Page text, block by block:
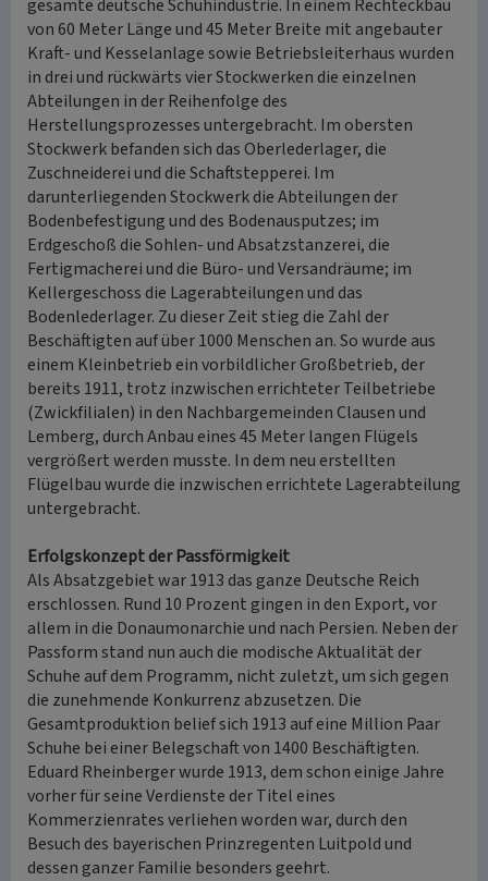
gesamte deutsche Schuhindustrie. In einem Rechteckbau
von 60 Meter Länge und 45 Meter Breite mit angebauter
Kraft- und Kesselanlage sowie Betriebsleiterhaus wurden
in drei und rückwärts vier Stockwerken die einzelnen
Abteilungen in der Reihenfolge des
Herstellungsprozesses untergebracht. Im obersten
Stockwerk befanden sich das Oberlederlager, die
Zuschneiderei und die Schaftstepperei. Im
darunterliegenden Stockwerk die Abteilungen der
Bodenbefestigung und des Bodenausputzes; im
Erdgeschoß die Sohlen- und Absatzstanzerei, die
Fertigmacherei und die Büro- und Versandräume; im
Kellergeschoss die Lagerabteilungen und das
Bodenlederlager. Zu dieser Zeit stieg die Zahl der
Beschäftigten auf über 1000 Menschen an. So wurde aus
einem Kleinbetrieb ein vorbildlicher Großbetrieb, der
bereits 1911, trotz inzwischen errichteter Teilbetriebe
(Zwickfilialen) in den Nachbargemeinden Clausen und
Lemberg, durch Anbau eines 45 Meter langen Flügels
vergrößert werden musste. In dem neu erstellten
Flügelbau wurde die inzwischen errichtete Lagerabteilung
untergebracht.
Erfolgskonzept der Passförmigkeit
Als Absatzgebiet war 1913 das ganze Deutsche Reich
erschlossen. Rund 10 Prozent gingen in den Export, vor
allem in die Donaumonarchie und nach Persien. Neben der
Passform stand nun auch die modische Aktualität der
Schuhe auf dem Programm, nicht zuletzt, um sich gegen
die zunehmende Konkurrenz abzusetzen. Die
Gesamtproduktion belief sich 1913 auf eine Million Paar
Schuhe bei einer Belegschaft von 1400 Beschäftigten.
Eduard Rheinberger wurde 1913, dem schon einige Jahre
vorher für seine Verdienste der Titel eines
Kommerzienrates verliehen worden war, durch den
Besuch des bayerischen Prinzregenten Luitpold und
dessen ganzer Familie besonders geehrt.